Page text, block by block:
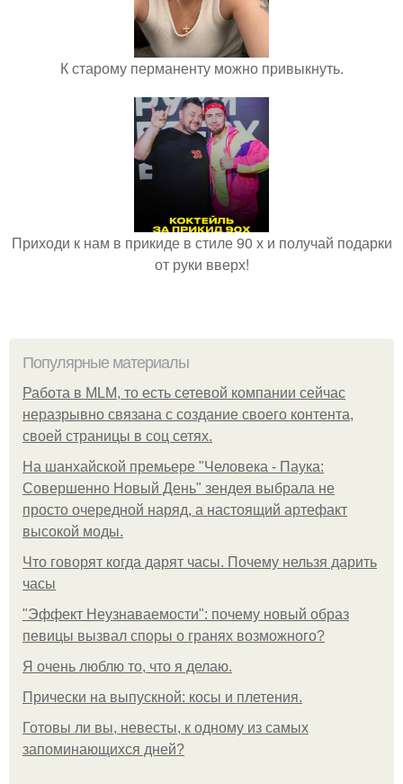
К старому перманенту можно привыкнуть.
Приходи к нам в прикиде в стиле 90 х и получай подарки
от руки вверх!
Популярные материалы
Работа в MLM, то есть сетевой компании сейчас
неразрывно связана с создание своего контента,
своей страницы в соц сетях.
На шанхайской премьере "Человека - Паука:
Совершенно Новый День" зендея выбрала не
просто очередной наряд, а настоящий артефакт
высокой моды.
Что говорят когда дарят часы. Почему нельзя дарить
часы
"Эффект Неузнаваемости": почему новый образ
певицы вызвал споры о гранях возможного?
Я очень люблю то, что я делаю.
Прически на выпускной: косы и плетения.
Готовы ли вы, невесты, к одному из самых
запоминающихся дней?